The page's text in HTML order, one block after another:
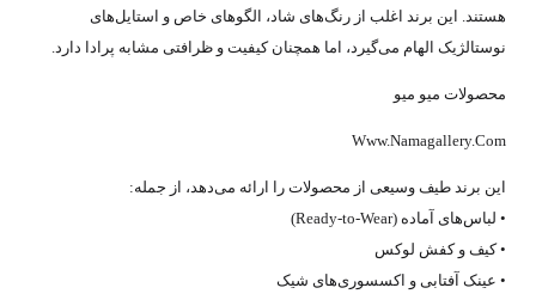
هستند. این برند اغلب از رنگ‌های شاد، الگوهای خاص و استایل‌های
نوستالژیک الهام می‌گیرد، اما همچنان کیفیت و ظرافتی مشابه پرادا دارد.
محصولات میو میو
Www.Namagallery.Com
این برند طیف وسیعی از محصولات را ارائه می‌دهد، از جمله:
• لباس‌های آماده (Ready-to-Wear)
• کیف و کفش لوکس
• عینک آفتابی و اکسسوری‌های شیک